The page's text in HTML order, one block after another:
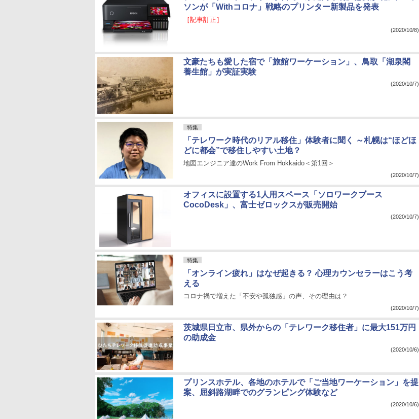
ソンが「Withコロナ」戦略のプリンター新製品を発表
［記事訂正］
(2020/10/8)
文豪たちも愛した宿で「旅館ワーケーション」、鳥取「湖泉閣
養生館」が実証実験
(2020/10/7)
特集
「テレワーク時代のリアル移住」体験者に聞く ～札幌は“ほどほ
どに都会”で移住しやすい土地？
地図エンジニア達のWork From Hokkaido＜第1回＞
(2020/10/7)
オフィスに設置する1人用スペース「ソロワークブース
CocoDesk」、富士ゼロックスが販売開始
(2020/10/7)
特集
「オンライン疲れ」はなぜ起きる？ 心理カウンセラーはこう考
える
コロナ禍で増えた「不安や孤独感」の声、その理由は？
(2020/10/7)
茨城県日立市、県外からの「テレワーク移住者」に最大151万円
の助成金
(2020/10/6)
プリンスホテル、各地のホテルで「ご当地ワーケーション」を提
案、屈斜路湖畔でのグランピング体験など
(2020/10/6)